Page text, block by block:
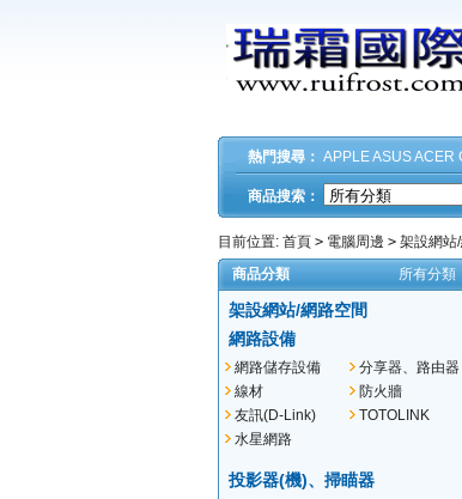
熱門搜尋： APPLEASUSACER
商品搜索：
目前位置: 首頁 > 電腦周邊 > 架設網站
商品分類
所有分類
架設網站/網路空間
網路設備
網路儲存設備
(NSA)
分享器、路由器
線材
防火牆
友訊(D-Link)
TOTOLINK
水星網路
投影器(機)、掃瞄器